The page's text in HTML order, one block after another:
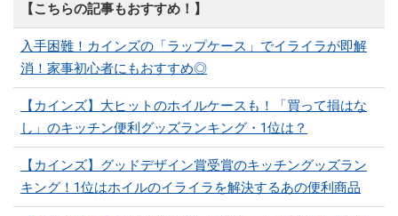
【こちらの記事もおすすめ！】
入手困難！カインズの「ラップケース」でイライラが即解
消！家事初心者にもおすすめ◎
【カインズ】大ヒットのホイルケースも！「買って損はな
し」のキッチン便利グッズランキング・1位は？
【カインズ】グッドデザイン賞受賞のキッチングッズラン
キング！1位はホイルのイライラを解決するあの便利商品